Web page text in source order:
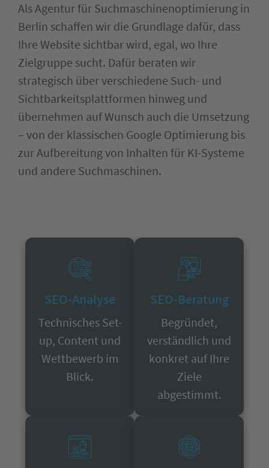
Als Agentur für Suchmaschinenoptimierung in
Berlin schaffen wir die Grundlage dafür, dass
Ihre Website sichtbar wird, egal, wo Ihre
Zielgruppe sucht. Dafür beraten wir
strategisch über verschiedene Such- und
Sichtbarkeitsplattformen hinweg und
übernehmen auf Wunsch auch die Umsetzung
– von der klassischen Google Optimierung bis
zur Aufbereitung von Inhalten für KI-Systeme
und andere Suchmaschinen.
SEO-Analyse
Technisches Set-
up, Content und
Wettbewerb im
Blick.
SEO-Beratung
Begründet,
verständlich und
konkret auf Ihre
Ziele
abgestimmt.